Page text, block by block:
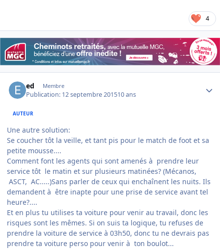
4
ed Membre
Publication: 12 septembre 201510 ans
AUTEUR
Une autre solution:
Se coucher tôt la veille, et tant pis pour le match de foot et sa
petite mousse....
Comment font les agents qui sont amenés à prendre leur
service tôt le matin et sur plusieurs matinées? (Mécanos,
ASCT, AC.....)Sans parler de ceux qui enchaînent les nuits. Ils
demandent à être inapte pour une prise de service avant tel
heure?....
Et en plus tu utilises ta voiture pour venir au travail, donc les
risques sont les mêmes. Si on suis ta logique, tu refuses de
prendre la voiture de service à 03h50, donc tu ne devrais pas
prendre ta voiture perso pour venir à ton boulot...